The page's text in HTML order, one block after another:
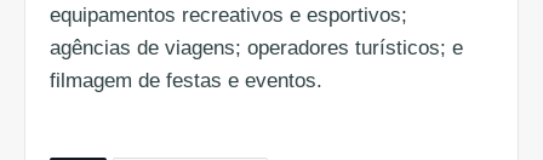
equipamentos recreativos e esportivos;
agências de viagens; operadores turísticos; e
filmagem de festas e eventos.